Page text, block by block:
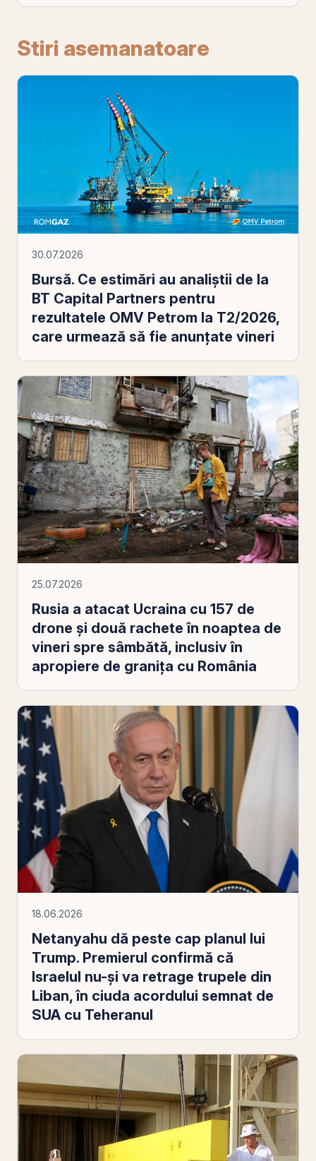
Stiri asemanatoare
30.07.2026
Bursă. Ce estimări au analiştii de la
BT Capital Partners pentru
rezultatele OMV Petrom la T2/2026,
care urmează să fie anunţate vineri
25.07.2026
Rusia a atacat Ucraina cu 157 de
drone și două rachete în noaptea de
vineri spre sâmbătă, inclusiv în
apropiere de granița cu România
18.06.2026
Netanyahu dă peste cap planul lui
Trump. Premierul confirmă că
Israelul nu-și va retrage trupele din
Liban, în ciuda acordului semnat de
SUA cu Teheranul